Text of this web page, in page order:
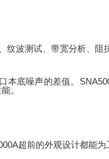
纹波测试、带宽分析、阻
本底噪声的差值。
。
超前的外观设计都能